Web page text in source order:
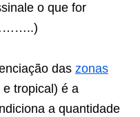
o que for
das zonas
e tropical) é a
a quantidade